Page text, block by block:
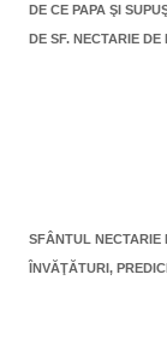
DE CE PAPA ŞI
DE SF. NECTARIE DE
SFÂNTUL NECTARIE
ÎNVĂŢĂTURI,